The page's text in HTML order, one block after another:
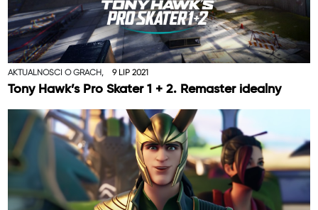
AKTUALNOŚCI O GRACH, 9 LIP 2021
Tony Hawk’s Pro Skater 1 + 2. Remaster idealny